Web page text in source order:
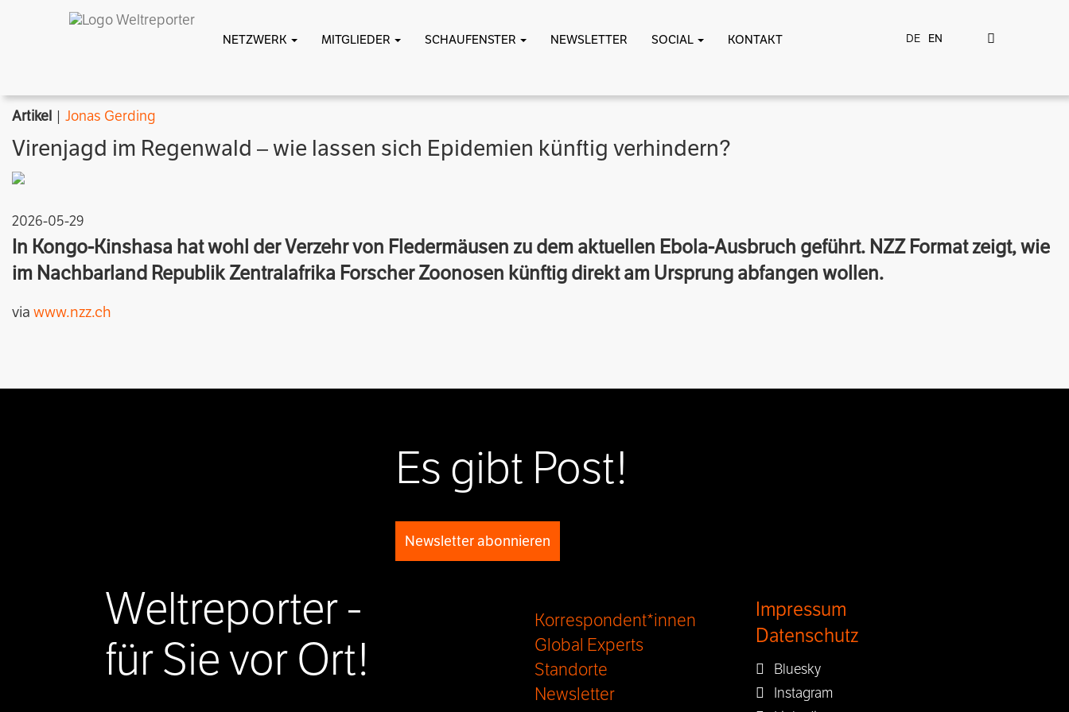
NETZWERK MITGLIEDER SCHAUFENSTER NEWSLETTER SOCIAL KONTAKT DE EN
Artikel | Jonas Gerding
Virenjagd im Regenwald – wie lassen sich Epidemien künftig verhindern?
2026-05-29
In Kongo-Kinshasa hat wohl der Verzehr von Fledermäusen zu dem aktuellen Ebola-Ausbruch geführt. NZZ Format zeigt, wie
im Nachbarland Republik Zentralafrika Forscher Zoonosen künftig direkt am Ursprung abfangen wollen.
via www.nzz.ch
Es gibt Post!
Newsletter abonnieren
Weltreporter -
für Sie vor Ort!
Korrespondent*innen
Global Experts
Standorte
Newsletter
Impressum
Datenschutz
Bluesky
Instagram